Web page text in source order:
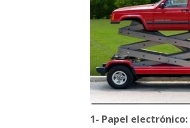
1- Papel electrónico: